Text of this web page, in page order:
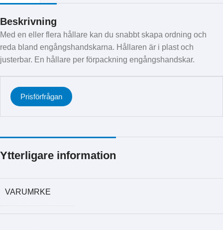
Beskrivning
Med en eller flera hållare kan du snabbt skapa ordning och
reda bland engångshandskarna. Hållaren är i plast och
justerbar. En hållare per förpackning engångshandskar.
Prisförfrågan
Ytterligare information
VARUMRKE